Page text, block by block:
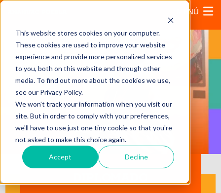
This website stores cookies on your computer.
These cookies are used to improve your website
experience and provide more personalized services
to you, both on this website and through other
media. To find out more about the cookies we use,
see our Privacy Policy.
We won't track your information when you visit our
site. But in order to comply with your preferences,
we'll have to use just one tiny cookie so that you're
not asked to make this choice again.
Accept Decline
MENÚ